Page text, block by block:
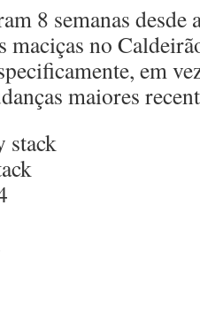
8 semanas desde
maciças no
em
maiores
stack